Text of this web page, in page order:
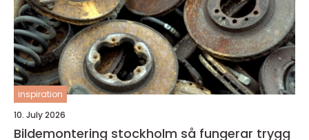
inspiration
10. July 2026
Bildemontering stockholm så fungerar trygg